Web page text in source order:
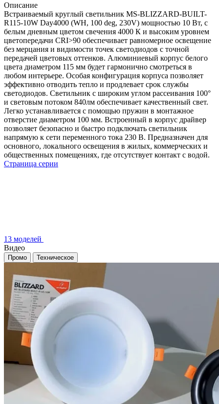
Описание
Встраиваемый круглый светильник MS-BLIZZARD-BUILT-
R115-10W Day4000 (WH, 100 deg, 230V) мощностью 10 Вт, с
белым дневным цветом свечения 4000 К и высоким уровнем
цветопередачи CRI>90 обеспечивает равномерное освещение
без мерцания и видимости точек светодиодов с точной
передачей цветовых оттенков. Алюминиевый корпус белого
цвета диаметром 115 мм будет гармонично смотреться в
любом интерьере. Особая конфигурация корпуса позволяет
эффективно отводить тепло и продлевает срок службы
светодиодов. Светильник с широким углом рассеивания 100°
и световым потоком 840лм обеспечивает качественный свет.
Легко устанавливается с помощью пружин в монтажное
отверстие диаметром 100 мм. Встроенный в корпус драйвер
позволяет безопасно и быстро подключать светильник
напрямую к сети переменного тока 230 В. Предназначен для
основного, локального освещения в жилых, коммерческих и
общественных помещениях, где отсутствует контакт с водой.
Страница серии
13 моделей
Видео
Промо Техническое